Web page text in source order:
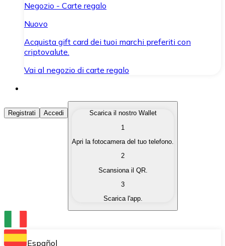
Negozio - Carte regalo
Nuovo
Acquista gift card dei tuoi marchi preferiti con
criptovalute.
Vai al negozio di carte regalo
Acquista Criptovalute
Acquista le criptovalute che ti interessano in modo
Converti le tue criptovalute in valuta fiat quando ne
Scambia una criptovaluta con un'altra
Conserva le tue cripto in un Wallet self-custodial.
Registrati Accedi
Scarica il nostro Wallet
1
Apri la fotocamera del tuo telefono.
2
Scansiona il QR.
3
Scarica l'app.
Español